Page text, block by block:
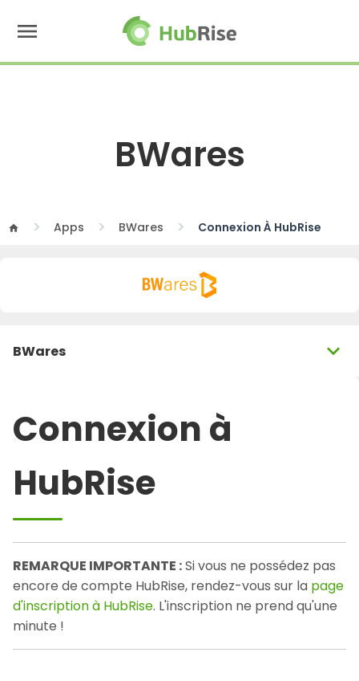
menu
BWares
home Apps BWares Connexion À HubRise
BWares expand_more
Connexion à
HubRise
REMARQUE IMPORTANTE :Si vous ne possédez pas
encore de compte HubRise, rendez-vous sur la page
d'inscription à HubRise. L'inscription ne prend qu'une
minute !